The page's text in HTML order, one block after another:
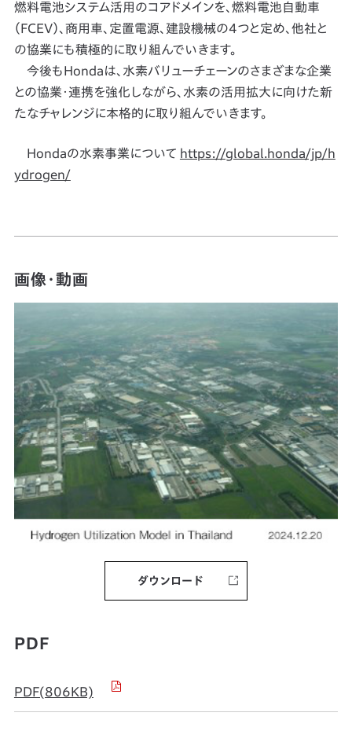
燃料電池システム活用のコアドメインを、燃料電池自動車
（FCEV）、商用車、定置電源、建設機械の4つと定め、他社と
の協業にも積極的に取り組んでいきます。
今後もHondaは、水素バリューチェーンのさまざまな企業
との協業・連携を強化しながら、水素の活用拡大に向けた新
たなチャレンジに本格的に取り組んでいきます。
Hondaの水素事業について https://global.honda/jp/h
ydrogen/
画像・動画
ダウンロード
PDF
PDF(806KB)